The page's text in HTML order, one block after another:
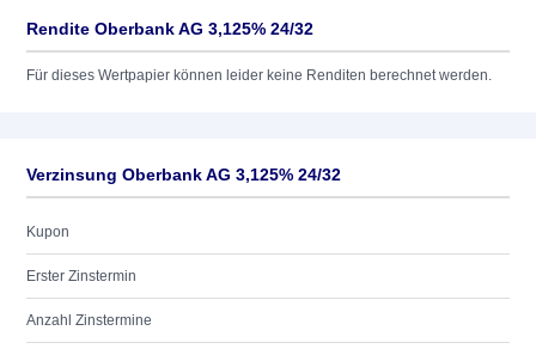
Rendite Oberbank AG 3,125% 24/32
Für dieses Wertpapier können leider keine Renditen berechnet werden.
Verzinsung Oberbank AG 3,125% 24/32
Kupon
Erster Zinstermin
Anzahl Zinstermine